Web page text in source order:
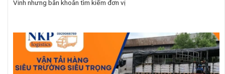
Vinh nhưng băn khoăn tìm kiếm đơn vị